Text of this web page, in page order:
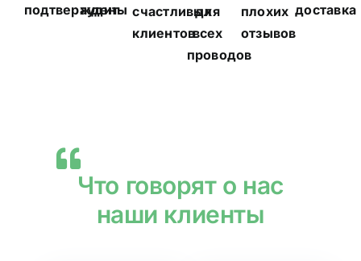
подтверждены
аудит
счастливых
клиентов
для
всех
проводов
плохих
отзывов
доставка
Что говорят о нас
наши клиенты